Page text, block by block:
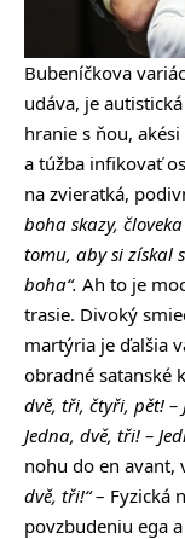
Bubeníčkova
udáva, je
hranie s ňou,
a túžba infikovať
na zvieratká,
boha skazy,
tomu, aby si získal
boha“. Ah to je
trasie. Divoký
martýria je ďalšia
obradné satanské
dvě, tři, čtyři, pět! –
Jedna, dvě, tři! –
nohu do en avant,
dvě, tři!“– Fyzická
povzbudeniu ega